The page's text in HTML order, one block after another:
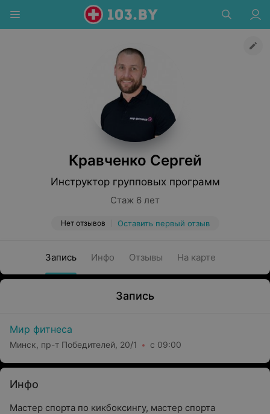
Кравченко Сергей
Инструктор групповых программ
Стаж 6 лет
Нет отзывов Оставить первый отзыв
Запись Инфо Отзывы На карте
Запись
Мир фитнеса
Минск, пр-т Победителей, 20/1 с 09:00
Инфо
Мастер спорта по кикбоксингу, мастер спорта